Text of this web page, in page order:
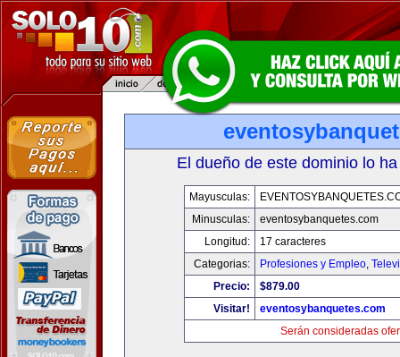
El dueño de este dominio lo
Mayusculas:
Minusculas:
eventosybanquetes.com
Longitud:
17 caracteres
Categorias:
Profesiones y Empleo,
Precio:
$879.00
Visitar!
eventosybanquetes.com
Serán consideradas